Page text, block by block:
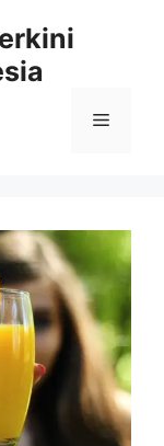
Menu